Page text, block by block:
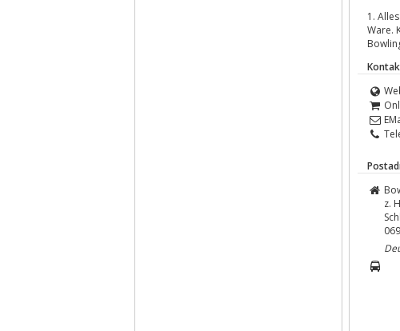
1.
Ware.
z.